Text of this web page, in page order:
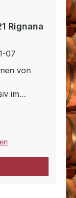
Rignana
07
von